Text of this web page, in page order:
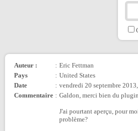
Auteur : : Eric Fettman
Pays
: United States
Date
: vendredi 20 septembre
Commentaire : Galdon, merci bien du
J'ai pourtant aperçu, pour
problème?